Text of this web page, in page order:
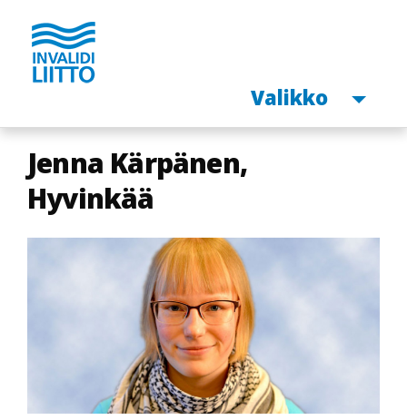
Hyppää
pääsisältöön
Avaa
Valikko
Jenna Kärpänen,
Hyvinkää